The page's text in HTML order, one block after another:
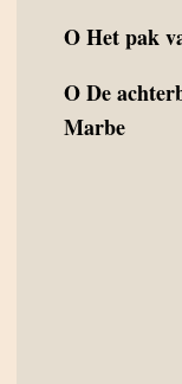
OHet pak
ODe
Marbe